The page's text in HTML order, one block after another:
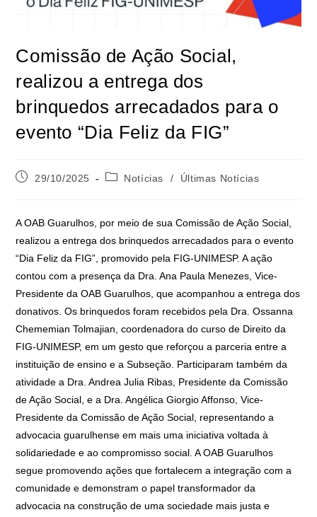
Comissão de Ação Social,
realizou a entrega dos
brinquedos arrecadados para o
evento “Dia Feliz da FIG”
29/10/2025 Notícias / Últimas Notícias
A OAB Guarulhos, por meio de sua Comissão de Ação Social,
realizou a entrega dos brinquedos arrecadados para o evento
“Dia Feliz da FIG”, promovido pela FIG-UNIMESP. A ação
contou com a presença da Dra. Ana Paula Menezes, Vice-
Presidente da OAB Guarulhos, que acompanhou a entrega dos
donativos. Os brinquedos foram recebidos pela Dra. Ossanna
Chememian Tolmajian, coordenadora do curso de Direito da
FIG-UNIMESP, em um gesto que reforçou a parceria entre a
instituição de ensino e a Subseção. Participaram também da
atividade a Dra. Andrea Julia Ribas, Presidente da Comissão
de Ação Social, e a Dra. Angélica Giorgio Affonso, Vice-
Presidente da Comissão de Ação Social, representando a
advocacia guarulhense em mais uma iniciativa voltada à
solidariedade e ao compromisso social. A OAB Guarulhos
segue promovendo ações que fortalecem a integração com a
comunidade e demonstram o papel transformador da
advocacia na construção de uma sociedade mais justa e